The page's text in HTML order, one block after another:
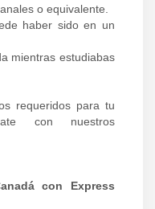
o equivalente.
haber sido en un
mientras estudiabas
requeridos para tu
con nuestros
con Express